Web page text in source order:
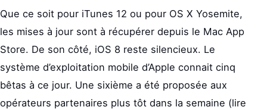
Que ce soit pour iTunes 12 ou pour OS X Yosemite,
les mises à jour sont à récupérer depuis le Mac App
Store. De son côté, iOS 8 reste silencieux. Le
système d’exploitation mobile d’Apple connait cinq
bêtas à ce jour. Une sixième a été proposée aux
opérateurs partenaires plus tôt dans la semaine (lire